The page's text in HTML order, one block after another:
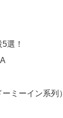
選！
ミーイン系列）